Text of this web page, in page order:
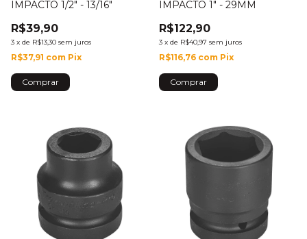
IMPACTO 1/2" - 13/16"
R$39,90
3 x de R$13,30 sem juros
R$37,91 com Pix
IMPACTO 1" - 29MM
R$122,90
3 x de R$40,97 sem juros
R$116,76 com Pix